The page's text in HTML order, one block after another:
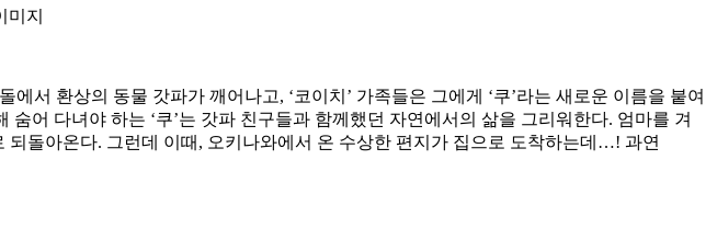
서 환상의 동물 갓파가 깨어나고, ‘코이치’ 가족들은 그에게 ‘쿠’라는 새로운 이름을 붙여
어 다녀야 하는 ‘쿠’는 갓파 친구들과 함께했던 자연에서의 삶을 그리워한다. 엄마를 겨
되돌아온다. 그런데 이때, 오키나와에서 온 수상한 편지가 집으로 도착하는데…! 과연